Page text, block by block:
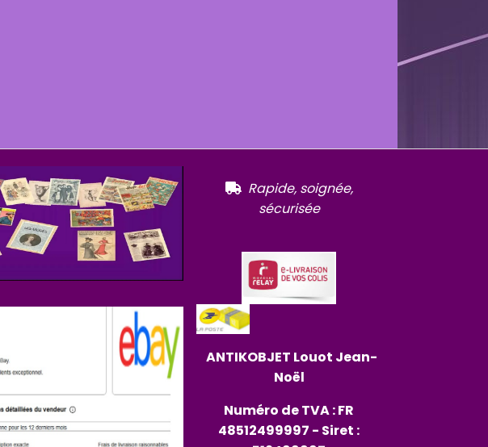
 Rapide, soignée,
sécurisée
ANTIKOBJET Louot Jean-
Noël
Numéro de TVA : FR
48512499997 - Siret :